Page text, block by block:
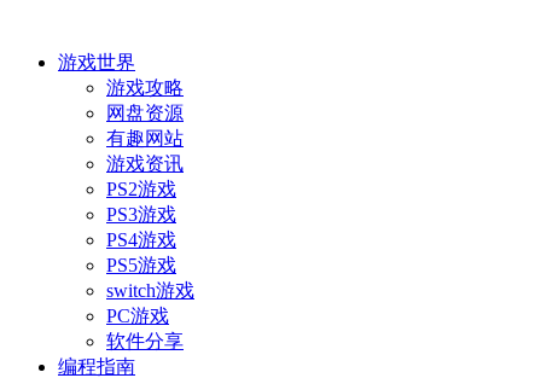
游戏世界
游戏攻略
网盘资源
有趣网站
游戏资讯
PS2游戏
PS3游戏
PS4游戏
PS5游戏
switch游戏
PC游戏
软件分享
编程指南